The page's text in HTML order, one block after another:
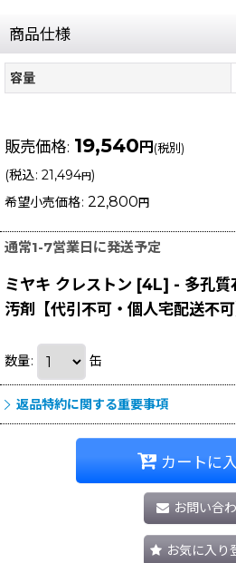
商品仕様
容量
販売価格: 19,540 円 (税別)
(税込: 21,494円)
希望小売価格: 22,800 円
通常1-7営業日に発送予定
ミヤキ クレストン [4L] - 多孔質
汚剤【代引不可・個人宅配送不可
数量: 缶
返品特約に関する重要事項
カートに
お問い合
お気に入り